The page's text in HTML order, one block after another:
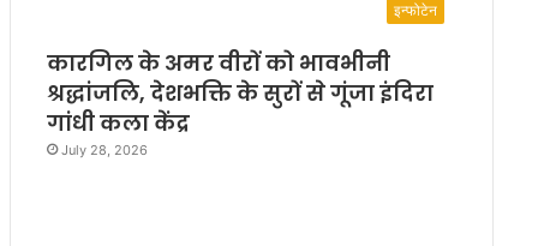
इन्फोटेन
कारगिल के अमर वीरों को भावभीनी
श्रद्धांजलि, देशभक्ति के सुरों से गूंजा इंदिरा
गांधी कला केंद्र
July 28, 2026